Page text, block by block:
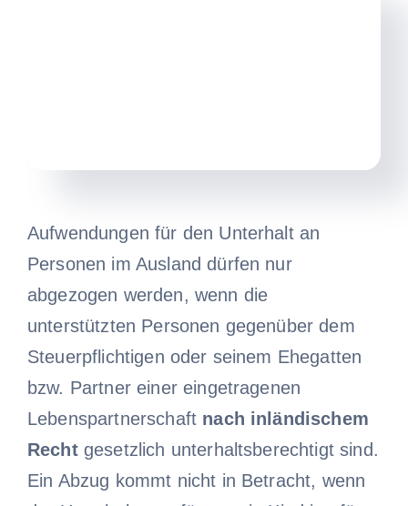
Aufwendungen für den Unterhalt an
Personen im Ausland dürfen nur
abgezogen werden, wenn die
unterstützten Personen gegenüber dem
Steuerpflichtigen oder seinem Ehegatten
bzw. Partner einer eingetragenen
Lebenspartnerschaft nach inländischem
Rechtgesetzlich unterhaltsberechtigt sind.
Ein Abzug kommt nicht in Betracht, wenn